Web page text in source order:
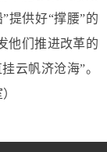
提供好“撑腰”的
他们推进改革的
云帆济沧海”。